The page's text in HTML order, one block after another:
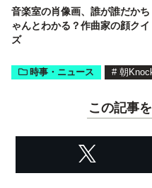
音楽室の肖像画、誰が誰だかち
ゃんとわかる？作曲家の顔クイ
ズ
時事・ニュース # 朝
この記事